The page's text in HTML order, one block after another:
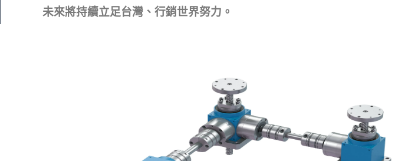
未來將持續立足台灣、行銷世界努力。